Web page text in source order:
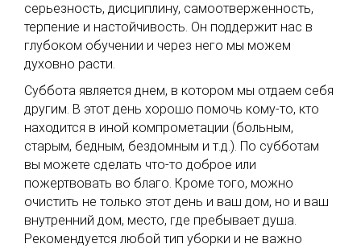
серьезность, дисциплину, самоотверженность,
терпение и настойчивость. Он поддержит нас в
глубоком обучении и через него мы можем
духовно расти.
Суббота является днем, в котором мы отдаем себя
другим. В этот день хорошо помочь кому-то, кто
находится в иной компрометации (больным,
старым, бедным, бездомным и т.д.). По субботам
вы можете сделать что-то доброе или
пожертвовать во благо. Кроме того, можно
очистить не только этот день и ваш дом, но и ваш
внутренний дом, место, где пребывает душа.
Рекомендуется любой тип уборки и не важно